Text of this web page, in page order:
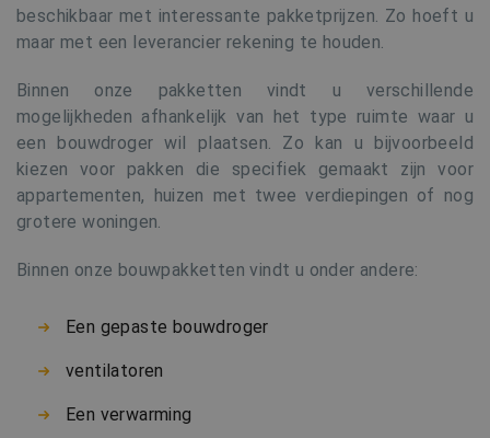
beschikbaar met interessante pakketprijzen. Zo hoeft u
maar met een leverancier rekening te houden.
Binnen onze pakketten vindt u verschillende
mogelijkheden afhankelijk van het type ruimte waar u
een bouwdroger wil plaatsen. Zo kan u bijvoorbeeld
kiezen voor pakken die specifiek gemaakt zijn voor
appartementen, huizen met twee verdiepingen of nog
grotere woningen.
Binnen onze bouwpakketten vindt u onder andere:
Een gepaste bouwdroger
ventilatoren
Een verwarming